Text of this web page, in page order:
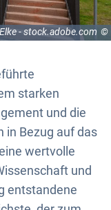
- stock.adobe.com
starken
und die
in Bezug auf das
wertvolle
und
entstandene